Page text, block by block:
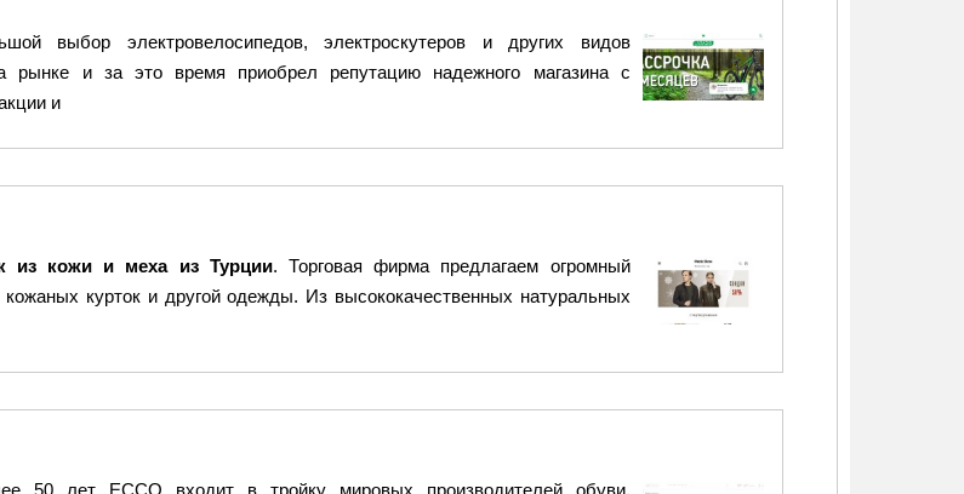
выбор электровелосипедов, электроскутеров и других видов
рынке и за это время приобрел репутацию надежного магазина с
и
из кожи и меха из Турции. Торговая фирма предлагаем огромный
курток и другой одежды. Из высококачественных натуральных
50 лет ECCO входит в тройку мировых производителей обуви.